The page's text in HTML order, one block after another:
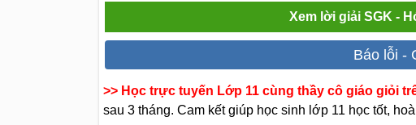
Xem lời giải SGK -
Báo lỗi -
>> Học trực tuyến Lớp 11 cùng thầy cô giáo giỏi
sau 3 tháng. Cam kết giúp học sinh lớp 11 học tốt,